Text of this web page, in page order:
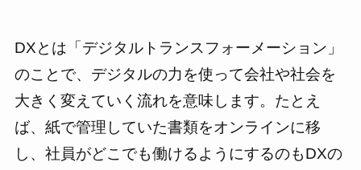
DXとは「デジタルトランスフォーメーション」
のことで、デジタルの力を使って会社や社会を
大きく変えていく流れを意味します。たとえ
ば、紙で管理していた書類をオンラインに移
し、社員がどこでも働けるようにするのもDXの